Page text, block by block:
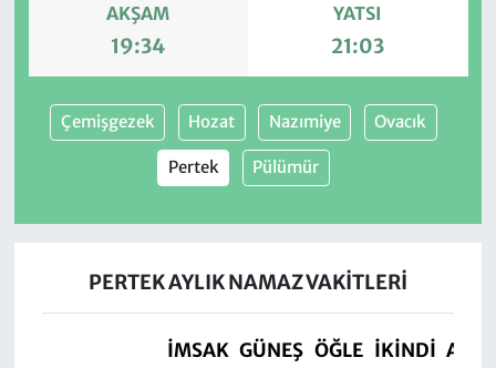
AKŞAM
19:34
YATSI
21:03
Çemişgezek Hozat Nazımiye Ovacık
Pertek Pülümür
PERTEK AYLIK NAMAZ VAKITLERI
İMSAK GÜNEŞ ÖĞLE İKINDI